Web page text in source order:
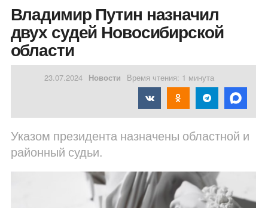
Владимир Путин назначил
двух судей Новосибирской
области
23.07.2024 Новости Время чтения: 1 минута
Указом президента назначены областной и
районный судьи.